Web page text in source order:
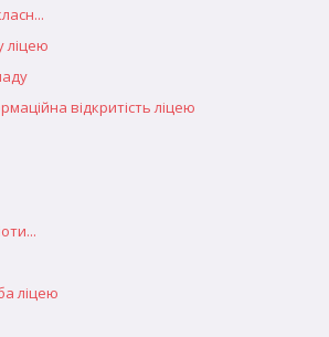
ліцею
відкритість ліцею
ліцею